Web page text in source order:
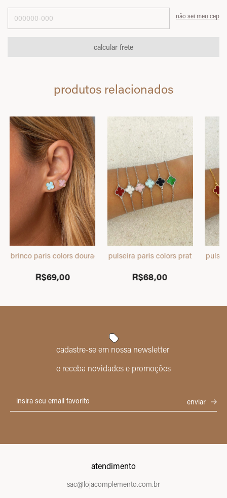
Entregas para o CEP:
não sei meu cep
calcular frete
produtos relacionados
brinco paris colors dourado
R$69,00
pulseira paris colors prata
R$68,00
cadastre-se em nossa newsletter
e receba novidades e promoções
atendimento
sac@lojacomplemento.com.br